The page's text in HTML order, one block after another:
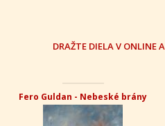
DRAŽTE DIELA V ONLINE
Fero Guldan - Nebeské brány